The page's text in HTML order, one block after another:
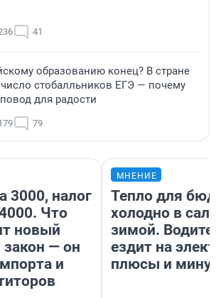
41
образованию конец? В стране
число стобалльников ЕГЭ — почему
для радости
79
3000, налог
Что
новый
— он
и
МНЕНИЕ
Тепло для
холодно в
зимой.
ездит на
плюсы и